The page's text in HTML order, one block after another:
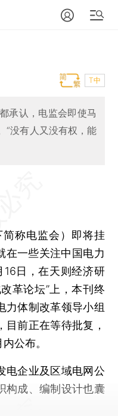
T中
承认，电监会即使马
“没有人又没有权，能
称电监会）即将挂
在一些关注中国电力
日，在天则经济研
革论坛”上，本刊终
力体制改革领导小组
前正在等待批复，
公布。
企业及区域电网公
构成、编制设计也囊